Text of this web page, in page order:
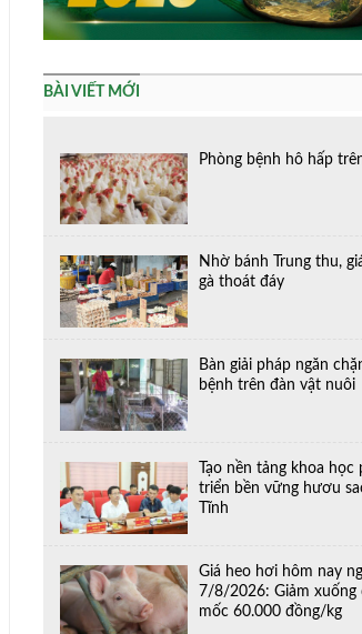
BÀI VIẾT MỚI
Phòng bệnh hô hấp
Nhờ bánh Trung thu,
gà thoát đáy
Bàn giải pháp ngăn
bệnh trên đàn vật nuôi
Tạo nền tảng khoa học
triển bền vững hươu
Tĩnh
Giá heo hơi hôm nay
7/8/2026: Giảm xuống
mốc 60.000 đồng/kg